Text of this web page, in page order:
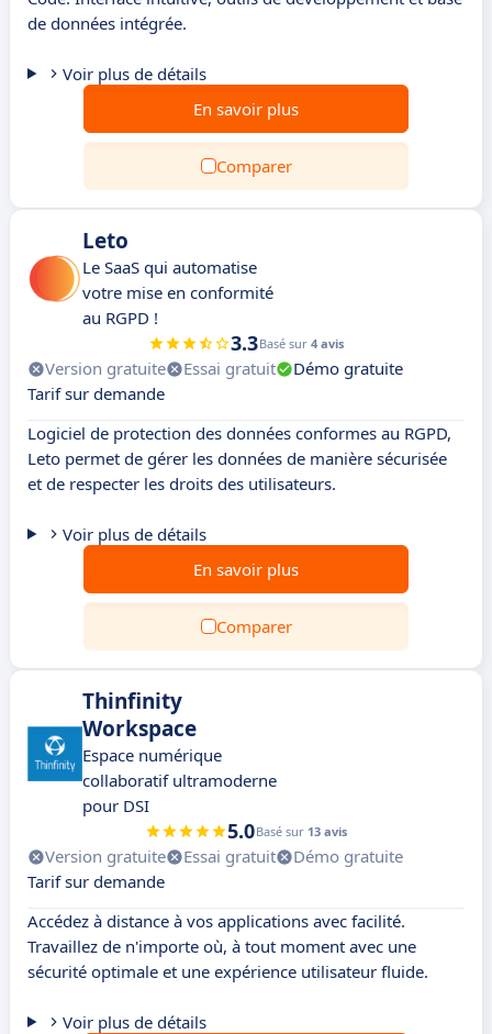
de données intégrée.
Voir plus de détails
En savoir plus
Comparer
Leto
Le SaaS qui automatise
votre mise en conformité
au RGPD !
3.3Basé sur 4 avis
Version gratuite Essai gratuit
Démo gratuite
Tarif sur demande
Logiciel de protection des données conformes au RGPD,
Leto permet de gérer les données de manière sécurisée
et de respecter les droits des utilisateurs.
Voir plus de détails
En savoir plus
Comparer
Thinfinity
Workspace
Espace numérique
collaboratif ultramoderne
pour DSI
5.0Basé sur 13 avis
Version gratuite Essai gratuit
Démo gratuite
Tarif sur demande
Accédez à distance à vos applications avec facilité.
Travaillez de n'importe où, à tout moment avec une
sécurité optimale et une expérience utilisateur fluide.
Voir plus de détails